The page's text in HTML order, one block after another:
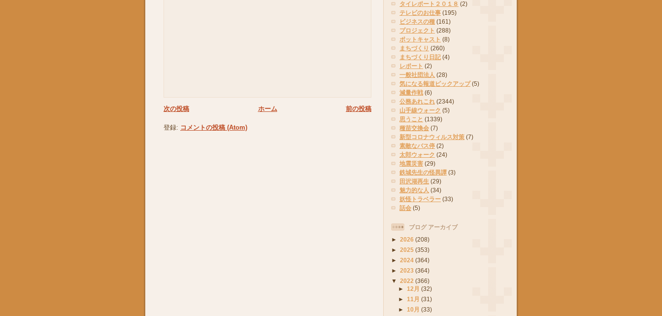
次の投稿 前の投稿
ホーム
登録: コメントの投稿 (Atom)
タイレポート２０１８ (2)
テレビのお仕事 (195)
ビジネスの種 (161)
プロジェクト (288)
ポットキャスト (8)
まちづくり (260)
まちづくり日記 (4)
レポート (2)
一般社団法人 (28)
気になる報道ピックアップ (5)
減量作戦 (6)
公務あれこれ (2344)
山手線ウォーク (5)
思うこと (1339)
種苗交換会 (7)
新型コロナウィルス対策 (7)
素敵なバス停 (2)
太郎ウォーク (24)
地震災害 (29)
鉄城先生の怪異譚 (3)
田沢湖再生 (29)
魅力的な人 (34)
妖怪トラベラー (33)
話会 (5)
ブログ アーカイブ
► 2026 (208)
► 2025 (353)
► 2024 (364)
► 2023 (364)
▼ 2022 (366)
► 12月(32)
► 11月(31)
► 10月(33)